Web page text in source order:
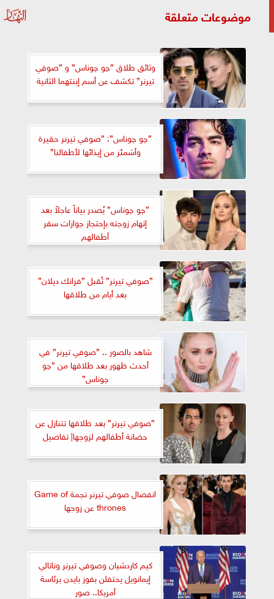
موضوعات متعلقة
وثائق طلاق ”چو چوناس” و ”صوفي
تيرنر” تكشف عن أسم إبنتهما الثانية
”چو چوناس”: ”صوفي تيرنر حقيرة
وأشمئز من إيذائها لأطفالنا”
”چو چوناس” يُصدر بياناً عاجلاً بعد
إتهام زوجته بإحتجاز جوازات سفر
أطفالهم
”صوفي تيرنر” تُقبل ”فرانك ديلان”
بعد أيام من طلاقها
شاهد بالصور .. ”صوفي تيرنر” في
أحدث ظهور بعد طلاقها من ”چو
چوناس”
”صوفي تيرنر” بعد طلاقها تتنازل عن
حضانة أطفالهم لزوجها| تفاصيل
انفصال صوفي تيرنر نجمة Game of
thrones عن زوجها
كيم كاردشيان وصوفي تيرنر وناتالي
إيمانويل يحتفلن بفوز بايدن برئاسة
أمريكا.. صور